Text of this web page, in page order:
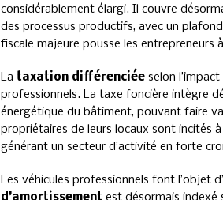
considérablement élargi. Il couvre
des processus productifs, avec un
fiscale majeure pousse les
La taxation différenciéeselon
professionnels. La taxe foncière intègre
énergétique du bâtiment, pouvant faire
propriétaires de leurs locaux sont incités
générant un secteur d’activité en forte
Les véhicules professionnels font l’objet